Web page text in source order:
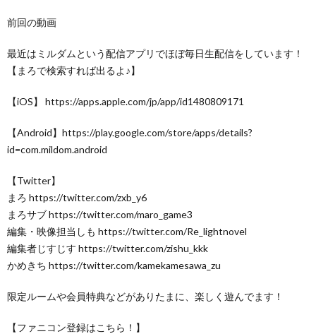
前回の動画
最近はミルダムという配信アプリでほぼ毎日生配信をしています！
【まろで検索すれば出るよ♪】
【iOS】 https://apps.apple.com/jp/app/id1480809171
【Android】https://play.google.com/store/apps/details?
id=com.mildom.android
【Twitter】
まろ https://twitter.com/zxb_y6
まろサブ https://twitter.com/maro_game3
編集・映像担当しも https://twitter.com/Re_lightnovel
編集者じすじす https://twitter.com/zishu_kkk
かめきち https://twitter.com/kamekamesawa_zu
限定ルームや会員特典などがありたまに、楽しく遊んでます！
【ファニコン登録はこちら！】